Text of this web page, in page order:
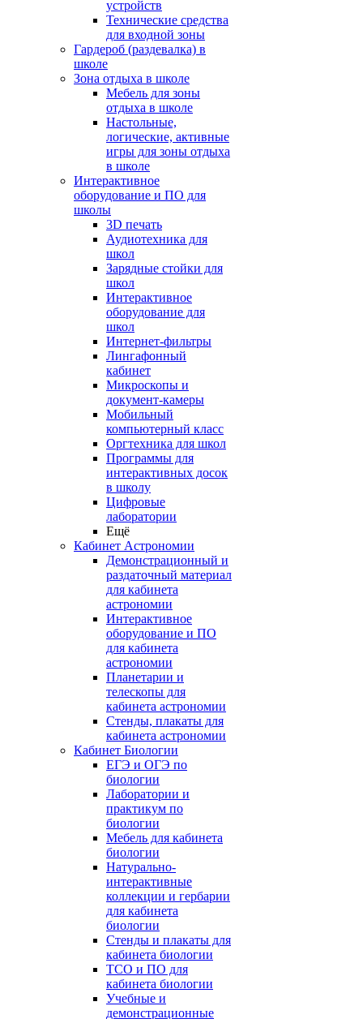
устройств
Технические средства
для входной зоны
Гардероб (раздевалка) в
школе
Зона отдыха в школе
Мебель для зоны
отдыха в школе
Настольные,
логические, активные
игры для зоны отдыха
в школе
Интерактивное
оборудование и ПО для
школы
3D печать
Аудиотехника для
школ
Зарядные стойки для
школ
Интерактивное
оборудование для
школ
Интернет-фильтры
Лингафонный
кабинет
Микроскопы и
документ-камеры
Мобильный
компьютерный класс
Оргтехника для школ
Программы для
интерактивных досок
в школу
Цифровые
лаборатории
Ещё
Кабинет Астрономии
Демонстрационный и
раздаточный материал
для кабинета
астрономии
Интерактивное
оборудование и ПО
для кабинета
астрономии
Планетарии и
телескопы для
кабинета астрономии
Стенды, плакаты для
кабинета астрономии
Кабинет Биологии
ЕГЭ и ОГЭ по
биологии
Лаборатории и
практикум по
биологии
Мебель для кабинета
биологии
Натурально-
интерактивные
коллекции и гербарии
для кабинета
биологии
Стенды и плакаты для
кабинета биологии
ТСО и ПО для
кабинета биологии
Учебные и
демонстрационные